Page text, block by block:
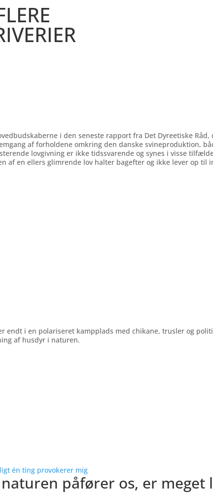
i den seneste rapport fra Det Dyreetiske Råd,
af forholdene omkring den danske svineproduktion,
lovgivning er ikke tidssvarende og synes i visse
en ellers glimrende lov halter bagefter og ikke lever op til
endt i en polariseret kampplads med chikane, trusler og
af husdyr i naturen.
én ting provokerer mig
påfører os, er meget